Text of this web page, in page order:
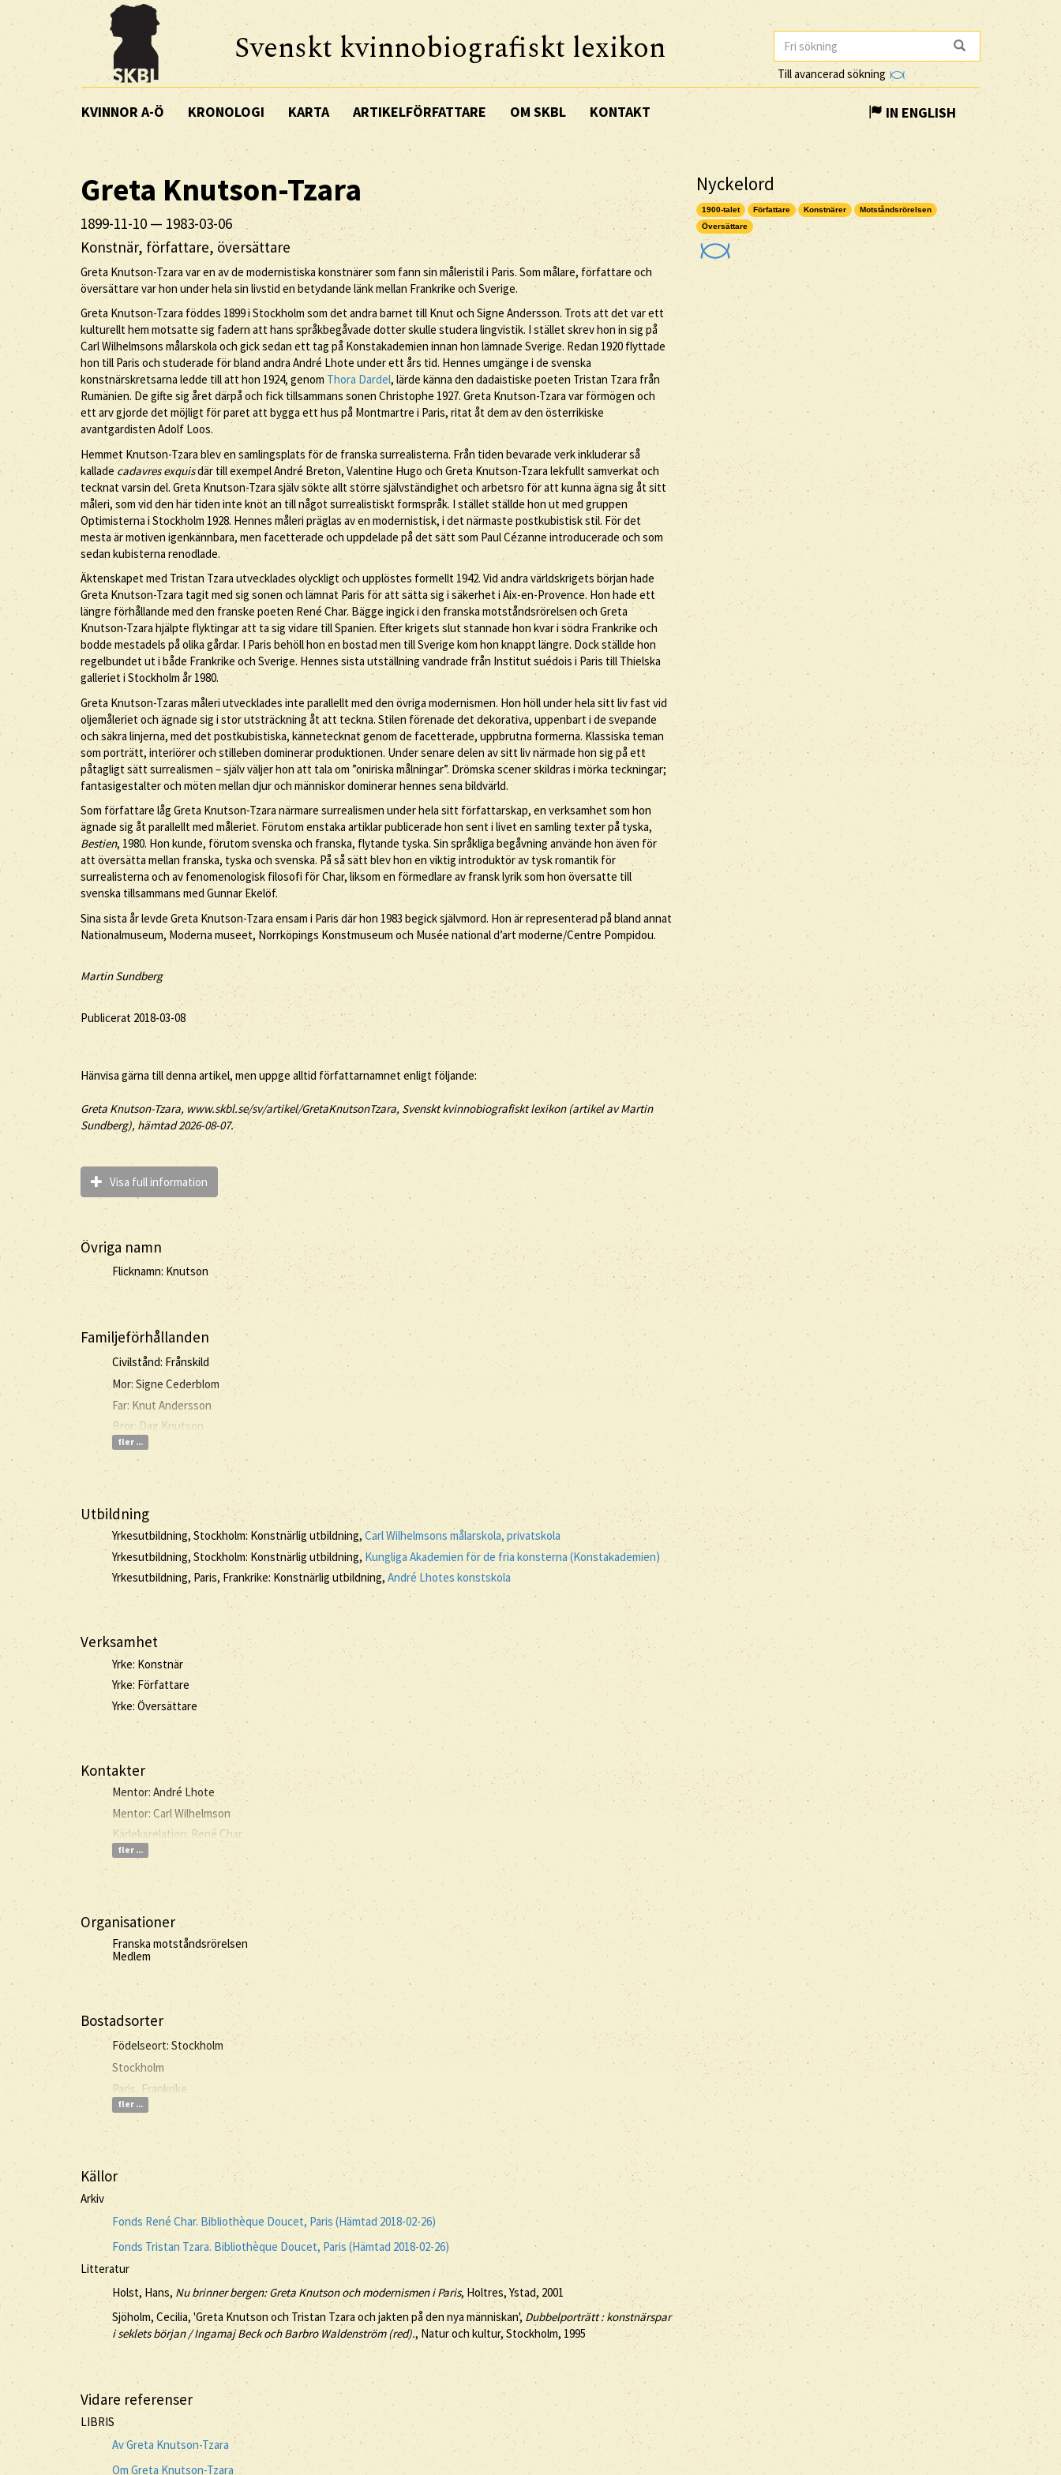
Svenskt kvinnobiografiskt lexikon
Till avancerad sökning
KVINNOR A-Ö KRONOLOGI KARTA ARTIKELFÖRFATTARE OM SKBL KONTAKT IN ENGLISH
Greta Knutson-Tzara
1899-11-10 — 1983-03-06
Konstnär, författare, översättare
Greta Knutson-Tzara var en av de modernistiska konstnärer som fann sin måleristil i Paris. Som målare, författare och
översättare var hon under hela sin livstid en betydande länk mellan Frankrike och Sverige.
Greta Knutson-Tzara föddes 1899 i Stockholm som det andra barnet till Knut och Signe Andersson. Trots att det var ett
kulturellt hem motsatte sig fadern att hans språkbegåvade dotter skulle studera lingvistik. I stället skrev hon in sig på
Carl Wilhelmsons målarskola och gick sedan ett tag på Konstakademien innan hon lämnade Sverige. Redan 1920 flyttade
hon till Paris och studerade för bland andra André Lhote under ett års tid. Hennes umgänge i de svenska
konstnärskretsarna ledde till att hon 1924, genom Thora Dardel, lärde känna den dadaistiske poeten Tristan Tzara från
Rumänien. De gifte sig året därpå och fick tillsammans sonen Christophe 1927. Greta Knutson-Tzara var förmögen och
ett arv gjorde det möjligt för paret att bygga ett hus på Montmartre i Paris, ritat åt dem av den österrikiske
avantgardisten Adolf Loos.
Hemmet Knutson-Tzara blev en samlingsplats för de franska surrealisterna. Från tiden bevarade verk inkluderar så
kalladecadavres exquisdär till exempel André Breton, Valentine Hugo och Greta Knutson-Tzara lekfullt samverkat och
tecknat varsin del. Greta Knutson-Tzara själv sökte allt större självständighet och arbetsro för att kunna ägna sig åt sitt
måleri, som vid den här tiden inte knöt an till något surrealistiskt formspråk. I stället ställde hon ut med gruppen
Optimisterna i Stockholm 1928. Hennes måleri präglas av en modernistisk, i det närmaste postkubistisk stil. För det
mesta är motiven igenkännbara, men facetterade och uppdelade på det sätt som Paul Cézanne introducerade och som
sedan kubisterna renodlade.
Äktenskapet med Tristan Tzara utvecklades olyckligt och upplöstes formellt 1942. Vid andra världskrigets början hade
Greta Knutson-Tzara tagit med sig sonen och lämnat Paris för att sätta sig i säkerhet i Aix-en-Provence. Hon hade ett
längre förhållande med den franske poeten René Char. Bägge ingick i den franska motståndsrörelsen och Greta
Knutson-Tzara hjälpte flyktingar att ta sig vidare till Spanien. Efter krigets slut stannade hon kvar i södra Frankrike och
bodde mestadels på olika gårdar. I Paris behöll hon en bostad men till Sverige kom hon knappt längre. Dock ställde hon
regelbundet ut i både Frankrike och Sverige. Hennes sista utställning vandrade från Institut suédois i Paris till Thielska
galleriet i Stockholm år 1980.
Greta Knutson-Tzaras måleri utvecklades inte parallellt med den övriga modernismen. Hon höll under hela sitt liv fast vid
oljemåleriet och ägnade sig i stor utsträckning åt att teckna. Stilen förenade det dekorativa, uppenbart i de svepande
och säkra linjerna, med det postkubistiska, kännetecknat genom de facetterade, uppbrutna formerna. Klassiska teman
som porträtt, interiörer och stilleben dominerar produktionen. Under senare delen av sitt liv närmade hon sig på ett
påtagligt sätt surrealismen – själv väljer hon att tala om ”oniriska målningar”. Drömska scener skildras i mörka teckningar;
fantasigestalter och möten mellan djur och människor dominerar hennes sena bildvärld.
Som författare låg Greta Knutson-Tzara närmare surrealismen under hela sitt författarskap, en verksamhet som hon
ägnade sig åt parallellt med måleriet. Förutom enstaka artiklar publicerade hon sent i livet en samling texter på tyska,
Bestien, 1980. Hon kunde, förutom svenska och franska, flytande tyska. Sin språkliga begåvning använde hon även för
att översätta mellan franska, tyska och svenska. På så sätt blev hon en viktig introduktör av tysk romantik för
surrealisterna och av fenomenologisk filosofi för Char, liksom en förmedlare av fransk lyrik som hon översatte till
svenska tillsammans med Gunnar Ekelöf.
Sina sista år levde Greta Knutson-Tzara ensam i Paris där hon 1983 begick självmord. Hon är representerad på bland annat
Nationalmuseum, Moderna museet, Norrköpings Konstmuseum och Musée national d’art moderne/Centre Pompidou.
Martin Sundberg
Publicerat 2018-03-08
Hänvisa gärna till denna artikel, men uppge alltid författarnamnet enligt följande:
Greta Knutson-Tzara, www.skbl.se/sv/artikel/GretaKnutsonTzara, Svenskt kvinnobiografiskt lexikon (artikel avMartin
Sundberg), hämtad 2026-08-07.
Visa full information
Övriga namn
Flicknamn: Knutson
Familjeförhållanden
Civilstånd: Frånskild
Mor: Signe Cederblom
Far: Knut Andersson
Bror: Dag Knutson
fler ...
Utbildning
Yrkesutbildning, Stockholm: Konstnärlig utbildning,Carl Wilhelmsons målarskola, privatskola
Yrkesutbildning, Stockholm: Konstnärlig utbildning, Kungliga Akademien för de fria konsterna (Konstakademien)
Yrkesutbildning, Paris, Frankrike: Konstnärlig utbildning, André Lhotes konstskola
Verksamhet
Yrke: Konstnär
Yrke: Författare
Yrke: Översättare
Kontakter
Mentor: André Lhote
Mentor: Carl Wilhelmson
Kärleksrelation: René Char
fler ...
Organisationer
Franska motståndsrörelsen
Medlem
Bostadsorter
Födelseort: Stockholm
Stockholm
Paris, Frankrike
fler ...
Källor
Arkiv
Fonds René Char. Bibliothèque Doucet, Paris (Hämtad 2018-02-26)
Fonds Tristan Tzara. Bibliothèque Doucet, Paris (Hämtad 2018-02-26)
Litteratur
Holst, Hans, Nu brinner bergen: Greta Knutson och modernismen i Paris, Holtres, Ystad, 2001
Sjöholm, Cecilia, 'Greta Knutson och Tristan Tzara och jakten på den nya människan', Dubbelporträtt : konstnärspar
i seklets början / Ingamaj Beck och Barbro Waldenström (red)., Natur och kultur, Stockholm, 1995
Vidare referenser
LIBRIS
Av Greta Knutson-Tzara
Om Greta Knutson-Tzara
Nyckelord
1900-talet Författare Konstnärer
Motståndsrörelsen
Översättare